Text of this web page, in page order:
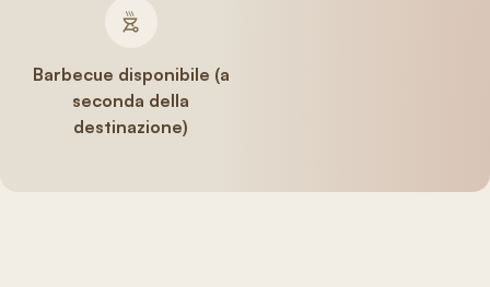
Barbecue disponibile (a
seconda della
destinazione)